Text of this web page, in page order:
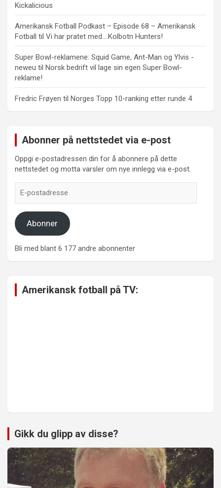
Kickalicious
Amerikansk Fotball Podkast – Episode 68 – Amerikansk
Fotball til Vi har pratet med….Kolbotn Hunters!
Super Bowl-reklamene: Squid Game, Ant-Man og Ylvis -
neweu til Norsk bedrift vil lage sin egen Super Bowl-
reklame!
Fredric Frøyen til Norges Topp 10-ranking etter runde 4
Abonner på nettstedet via e-post
Oppgi e-postadressen din for å abonnere på dette
nettstedet og motta varsler om nye innlegg via e-post.
postadresse
Abonner
Bli med blant 6 177 andre abonnenter
Amerikansk fotball på TV:
Gikk du glipp av disse?